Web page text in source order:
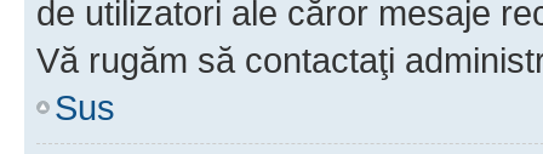
de utilizatori ale căror mesaje
Vă rugăm să contactaţi
Sus